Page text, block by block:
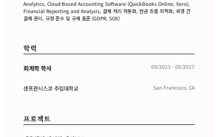
Analytics, Cloud-Based Accounting Software (QuickBooks Online, Xero),
Financial Reporting and Analysis, 결제 처리 자동화, 현금 흐름 최적화, 국경 간
결제 관리, 규정 준수 및 규제 표준 (GDPR, SOX)
학력
회계학 학사 09/2013 - 05/2017
샌프란시스코 주립대학교 San Francisco, CA
프로젝트